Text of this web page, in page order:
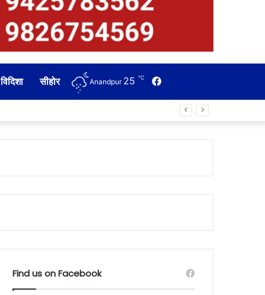
विदिशा सीहोर Facebook
Anandpur 25 ℃
Find us on Facebook